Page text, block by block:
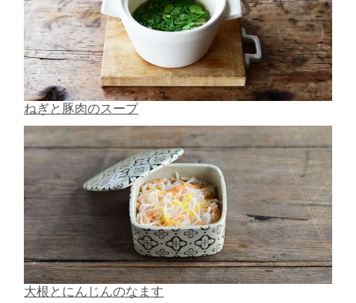
ねぎと豚肉のスープ
大根とにんじんのなます